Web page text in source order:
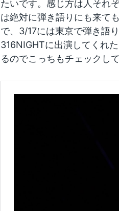
たいです。感じ方は人それ
は絶対に弾き語りにも来て
で、3/17には東京で弾き語
316NIGHTに出演してくれ
るのでこっちもチェックして